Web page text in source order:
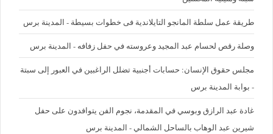
طريقة عمل سلطة المانجو التايلاندية فى خطوات بسيطة - المدينة برس
وصلة رقص لحسام عبد المجيد وعروسته في حفل زفافه - المدينة برس
مجلس حقوق الإنسان: حسابات أجنبية تضلل الراغبين في العبور إلى سبتة
- بوابة المدينة برس
غادة عبد الرازق وبوسي في المقدمة، نجوم الفن يتوافدون على حفل
شيرين عبد الوهاب بالساحل الشمالي - المدينة برس